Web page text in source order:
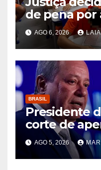
de pena por
ENEM e no
AGO 6, 2026
BRASIL
Presidente
corte de
taxa de
decisão
população
AGO 5, 2026